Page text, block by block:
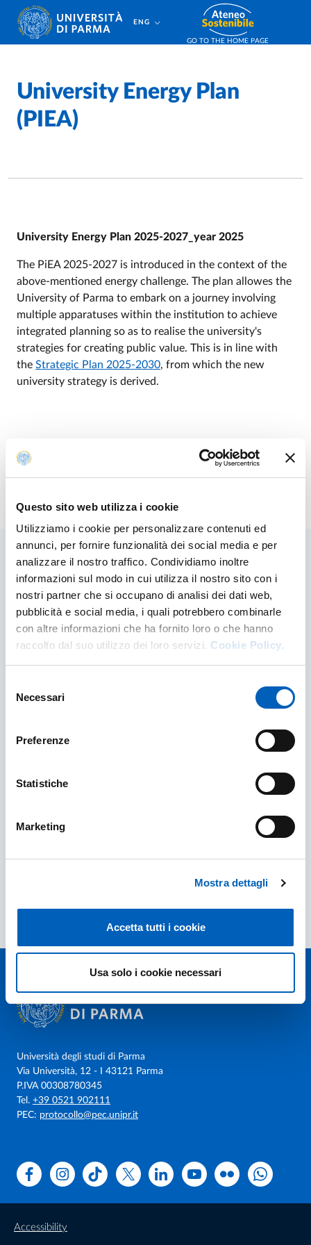
Questo sito web utilizza i cookie
Utilizziamo i cookie per personalizzare contenuti ed
annunci, per fornire funzionalità dei social media e per
analizzare il nostro traffico. Condividiamo inoltre
informazioni sul modo in cui utilizza il nostro sito con i
nostri partner che si occupano di analisi dei dati web,
pubblicità e social media, i quali potrebbero combinarle
con altre informazioni che ha fornito loro o che hanno
raccolto dal suo utilizzo dei loro servizi. Cookie Policy.
delNecessari
Preferenze
Statistiche
Marketing
Mostra dettagli
Accetta tutti i cookie
Usa solo i cookie necessari
Skip to main content
Skip to footer
ENG
GO TO THE HOME PAGE
University Energy Plan
(PIEA)
University Energy Plan 2025-2027_year 2025
The PiEA 2025-2027 is introduced in the context of the
above-mentioned energy challenge. The plan allowes the
University of Parma to embark on a journey involving
multiple apparatuses within the institution to achieve
integrated planning so as to realise the university's
strategies for creating public value. This is in line with
the Strategic Plan 2025-2030, from which the new
university strategy is derived.
University Energy Plan
Related contents
Construction Plan and other related Plans
The Plan is displayed on this page, along with
other Plans that are related to the topic.
FIND OUT MORECONSTRUCTION PLAN AND OTHER
Università degli studi di Parma
Via Università, 12 - I 43121 Parma
P.IVA 00308780345
Tel. +39 0521 902111
PEC: protocollo@pec.unipr.it
FacebookInstagramTikTok X LinkedinYoutubeFlickr
Accessibility